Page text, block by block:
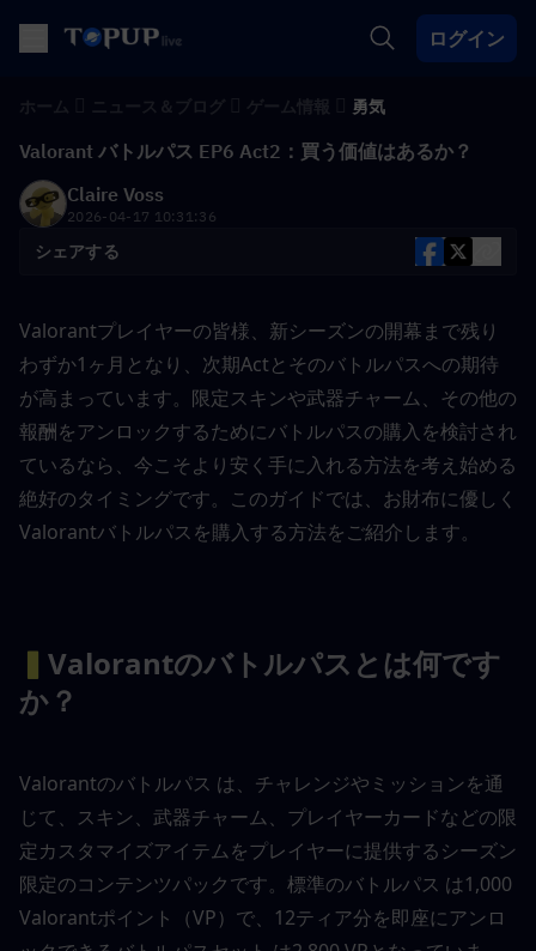
ログイン
勇気
Valorant バトルパス EP6 Act2：買う価値はあるか？
Claire Voss
2026-04-17 10:31:36
シェアする
Valorantプレイヤーの皆様、新シーズンの開幕まで残り
わずか1ヶ月となり、次期Actとそのバトルパスへの期待
が高まっています。限定スキンや武器チャーム、その他の
報酬をアンロックするためにバトルパスの購入を検討され
ているなら、今こそより安く手に入れる方法を考え始める
絶好のタイミングです。このガイドでは、お財布に優しく
Valorantバトルパスを購入する方法をご紹介します。
▍ Valorantのバトルパスとは何です
か？
Valorantのバトルパス は、チャレンジやミッションを通
じて、スキン、武器チャーム、プレイヤーカードなどの限
定カスタマイズアイテムをプレイヤーに提供するシーズン
限定のコンテンツパックです。標準のバトルパス は1,000
Valorantポイント（VP）で、12ティア分を即座にアンロ